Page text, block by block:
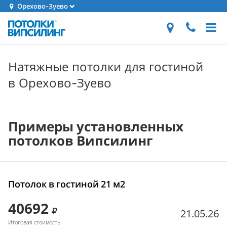
Орехово-Зуево
Натяжные потолки для гостиной
в Орехово-Зуево
Примеры установленных
потолков Випсилинг
Потолок в гостиной 21 м2
40692
Итоговая стоимость
21.05.26